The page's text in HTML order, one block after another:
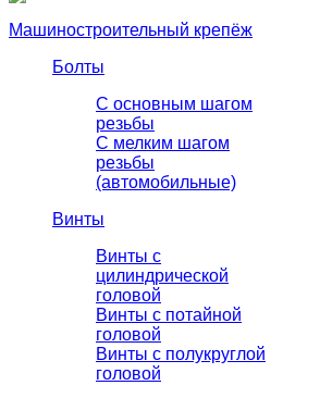
Машиностроительный крепёж
Болты
С основным шагом
резьбы
C мелким шагом
резьбы
(автомобильные)
Винты
Винты с
цилиндрической
головой
Винты с потайной
головой
Винты с полукруглой
головой